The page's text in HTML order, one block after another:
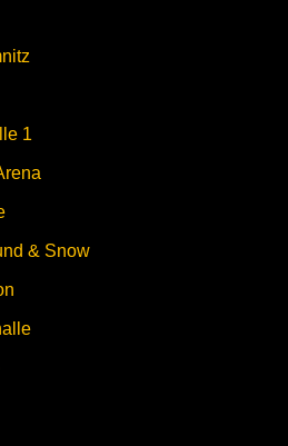
1
& Snow